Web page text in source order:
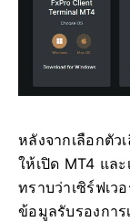
หลังจากเลือกตั
ให้เปิด MT4 แล
ทราบว่าเซิร์ฟเว
ข้อมูลรับรองการ